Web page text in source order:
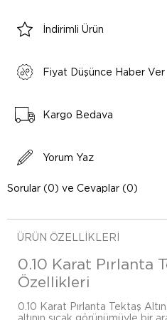
İndirimli Ürün
Fiyat Düşünce Haber Ver
Kargo Bedava
Yorum Yaz
Sorular (0) ve Cevaplar (0)
ÜRÜN ÖZELLIKLERI
0.10 Karat Pırlanta
Özellikleri
0.10 Karat Pırlanta Tektaş Altın